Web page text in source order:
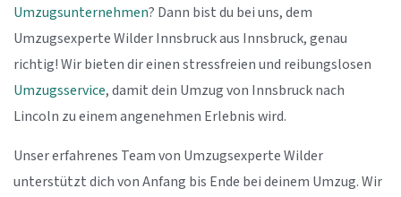
Umzugsunternehmen? Dann bist du bei uns, dem
Umzugsexperte Wilder Innsbruck aus Innsbruck, genau
richtig! Wir bieten dir einen stressfreien und reibungslosen
Umzugsservice, damit dein Umzug von Innsbruck nach
Lincoln zu einem angenehmen Erlebnis wird.
Unser erfahrenes Team von Umzugsexperte Wilder
unterstützt dich von Anfang bis Ende bei deinem Umzug. Wir